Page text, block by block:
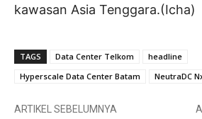
kawasan Asia Tenggara.(Icha)
TAGS Data Center Telkom
headline
Hyperscale Data Center Batam
NeutraDC
ARTIKEL SEBELUMNYA